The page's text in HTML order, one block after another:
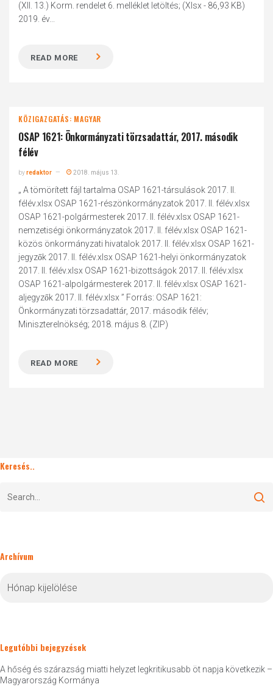
(XII. 13.) Korm. rendelet 6. melléklet letöltés; (Xlsx - 86,93 KB)
2019. év...
READ MORE
KÖZIGAZGATÁS: MAGYAR
OSAP 1621: Önkormányzati törzsadattár, 2017. második
félév
byredaktor 2018. május 13.
„ A tömörített fájl tartalma OSAP 1621-társulások 2017. II.
félév.xlsx OSAP 1621-részönkormányzatok 2017. II. félév.xlsx
OSAP 1621-polgármesterek 2017. II. félév.xlsx OSAP 1621-
nemzetiségi önkormányzatok 2017. II. félév.xlsx OSAP 1621-
közös önkormányzati hivatalok 2017. II. félév.xlsx OSAP 1621-
jegyzők 2017. II. félév.xlsx OSAP 1621-helyi önkormányzatok
2017. II. félév.xlsx OSAP 1621-bizottságok 2017. II. félév.xlsx
OSAP 1621-alpolgármesterek 2017. II. félév.xlsx OSAP 1621-
aljegyzők 2017. II. félév.xlsx ” Forrás: OSAP 1621:
Önkormányzati törzsadattár, 2017. második félév;
Miniszterelnökség; 2018. május 8. (ZIP)
READ MORE
Keresés..
Archívum
Legutóbbi bejegyzések
A hőség és szárazság miatti helyzet legkritikusabb öt napja következik –
Magyarország Kormánya